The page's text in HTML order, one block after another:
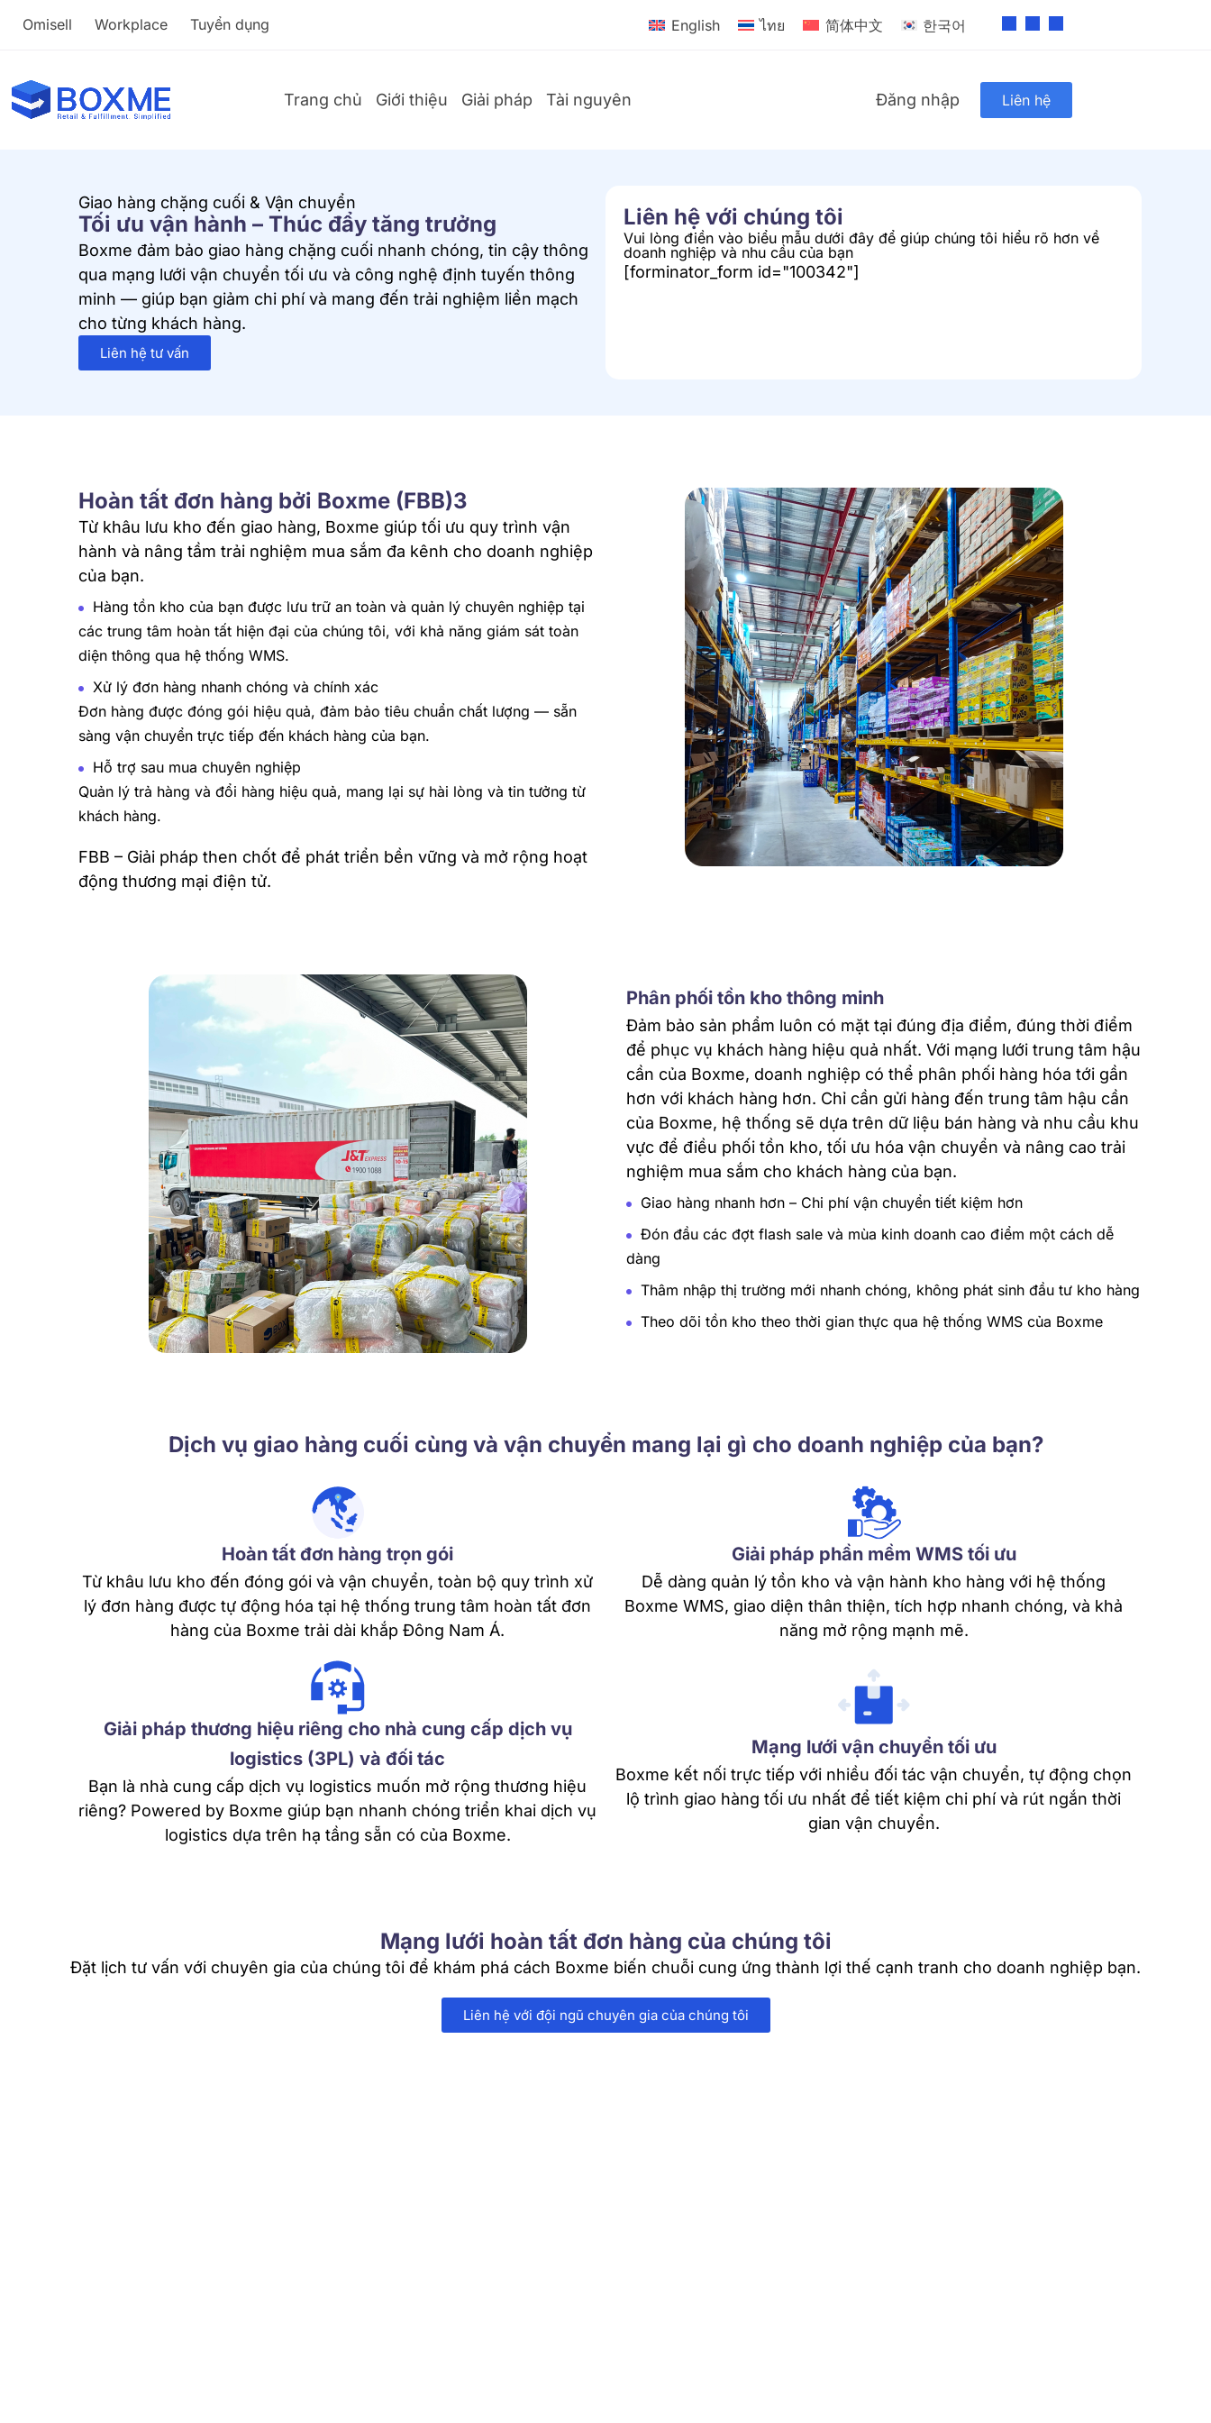
Omisell Workplace Tuyển dụng English ไทย 简体中文 한국어
Trang chủ Giới thiệu Giải pháp Tài nguyên Đăng nhập Liên hệ
Giao hàng chặng cuối & Vận chuyển
Tối ưu vận hành – Thúc đẩy tăng trưởng
Boxme đảm bảo giao hàng chặng cuối nhanh chóng, tin cậy thông
qua mạng lưới vận chuyển tối ưu và công nghệ định tuyến thông
minh — giúp bạn giảm chi phí và mang đến trải nghiệm liền mạch
cho từng khách hàng.
Liên hệ tư vấn
Liên hệ với chúng tôi
Vui lòng điền vào biểu mẫu dưới đây để giúp chúng tôi hiểu rõ hơn về
doanh nghiệp và nhu cầu của bạn
[forminator_form id="100342"]
Hoàn tất đơn hàng bởi Boxme (FBB)3
Từ khâu lưu kho đến giao hàng, Boxme giúp tối ưu quy trình vận
hành và nâng tầm trải nghiệm mua sắm đa kênh cho doanh nghiệp
của bạn.
Hàng tồn kho của bạn được lưu trữ an toàn và quản lý chuyên nghiệp tại
các trung tâm hoàn tất hiện đại của chúng tôi, với khả năng giám sát toàn
diện thông qua hệ thống WMS.
Xử lý đơn hàng nhanh chóng và chính xác
Đơn hàng được đóng gói hiệu quả, đảm bảo tiêu chuẩn chất lượng — sẵn
sàng vận chuyển trực tiếp đến khách hàng của bạn.
Hỗ trợ sau mua chuyên nghiệp
Quản lý trả hàng và đổi hàng hiệu quả, mang lại sự hài lòng và tin tưởng từ
khách hàng.
FBB – Giải pháp then chốt để phát triển bền vững và mở rộng hoạt
động thương mại điện tử.
Phân phối tồn kho thông minh
Đảm bảo sản phẩm luôn có mặt tại đúng địa điểm, đúng thời điểm
để phục vụ khách hàng hiệu quả nhất. Với mạng lưới trung tâm hậu
cần của Boxme, doanh nghiệp có thể phân phối hàng hóa tới gần
hơn với khách hàng hơn. Chỉ cần gửi hàng đến trung tâm hậu cần
của Boxme, hệ thống sẽ dựa trên dữ liệu bán hàng và nhu cầu khu
vực để điều phối tồn kho, tối ưu hóa vận chuyển và nâng cao trải
nghiệm mua sắm cho khách hàng của bạn.
Giao hàng nhanh hơn – Chi phí vận chuyển tiết kiệm hơn
Đón đầu các đợt flash sale và mùa kinh doanh cao điểm một cách dễ
dàng
Thâm nhập thị trường mới nhanh chóng, không phát sinh đầu tư kho hàng
Theo dõi tồn kho theo thời gian thực qua hệ thống WMS của Boxme
Dịch vụ giao hàng cuối cùng và vận chuyển mang lại gì cho doanh nghiệp của bạn?
Hoàn tất đơn hàng trọn gói
Từ khâu lưu kho đến đóng gói và vận chuyển, toàn bộ quy trình xử
lý đơn hàng được tự động hóa tại hệ thống trung tâm hoàn tất đơn
hàng của Boxme trải dài khắp Đông Nam Á.
Giải pháp phần mềm WMS tối ưu
Dễ dàng quản lý tồn kho và vận hành kho hàng với hệ thống
Boxme WMS, giao diện thân thiện, tích hợp nhanh chóng, và khả
năng mở rộng mạnh mẽ.
Giải pháp thương hiệu riêng cho nhà cung cấp dịch vụ
logistics (3PL) và đối tác
Bạn là nhà cung cấp dịch vụ logistics muốn mở rộng thương hiệu
riêng? Powered by Boxme giúp bạn nhanh chóng triển khai dịch vụ
logistics dựa trên hạ tầng sẵn có của Boxme.
Mạng lưới vận chuyển tối ưu
Boxme kết nối trực tiếp với nhiều đối tác vận chuyển, tự động chọn
lộ trình giao hàng tối ưu nhất để tiết kiệm chi phí và rút ngắn thời
gian vận chuyển.
Mạng lưới hoàn tất đơn hàng của chúng tôi
Đặt lịch tư vấn với chuyên gia của chúng tôi để khám phá cách Boxme biến chuỗi cung ứng thành lợi thế cạnh tranh cho doanh nghiệp bạn.
Liên hệ với đội ngũ chuyên gia của chúng tôi